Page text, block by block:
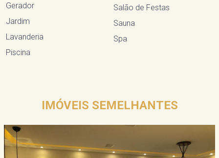
Gerador
Jardim
Lavanderia
Piscina
Salão de Festas
Sauna
Spa
IMÓVEIS SEMELHANTES